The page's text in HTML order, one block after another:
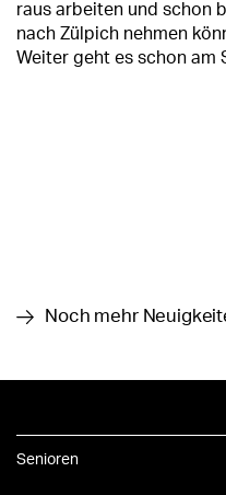
raus arbeiten und schon
nach Zülpich nehmen
Weiter geht es schon am
Noch mehr
Senioren